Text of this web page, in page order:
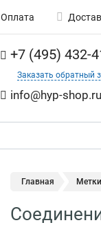
Оплата
+7 (495) 432-
Заказать обратный
info@hyp-shop.ru
Главная Метки